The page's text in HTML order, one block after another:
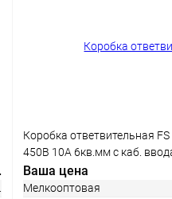
Коробка ответвительная
450В 10А 6кв.мм с каб.
пластик. DKC FSB11506
Ваша цена
Мелкооптовая